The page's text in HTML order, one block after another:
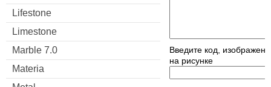
Lifestone
Limestone
Marble 7.0
Materia
Введите код,
на рисунке